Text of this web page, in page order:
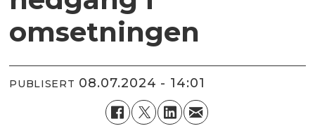
omsetningen
PUBLISERT 08.07.2024 - 14:01